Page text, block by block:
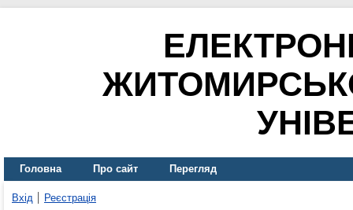
Головна Про сайт Перегляд
Вхід Реєстрація